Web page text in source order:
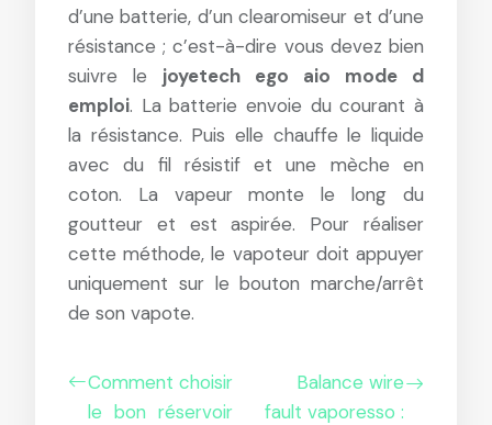
d’une batterie, d’un clearomiseur et d’une
résistance ; c’est-à-dire vous devez bien
suivre le joyetech ego aio mode d
emploi. La batterie envoie du courant à
la résistance. Puis elle chauffe le liquide
avec du fil résistif et une mèche en
coton. La vapeur monte le long du
goutteur et est aspirée. Pour réaliser
cette méthode, le vapoteur doit appuyer
uniquement sur le bouton marche/arrêt
de son vapote.
Comment choisir
le bon réservoir
Balance wire
fault vaporesso :